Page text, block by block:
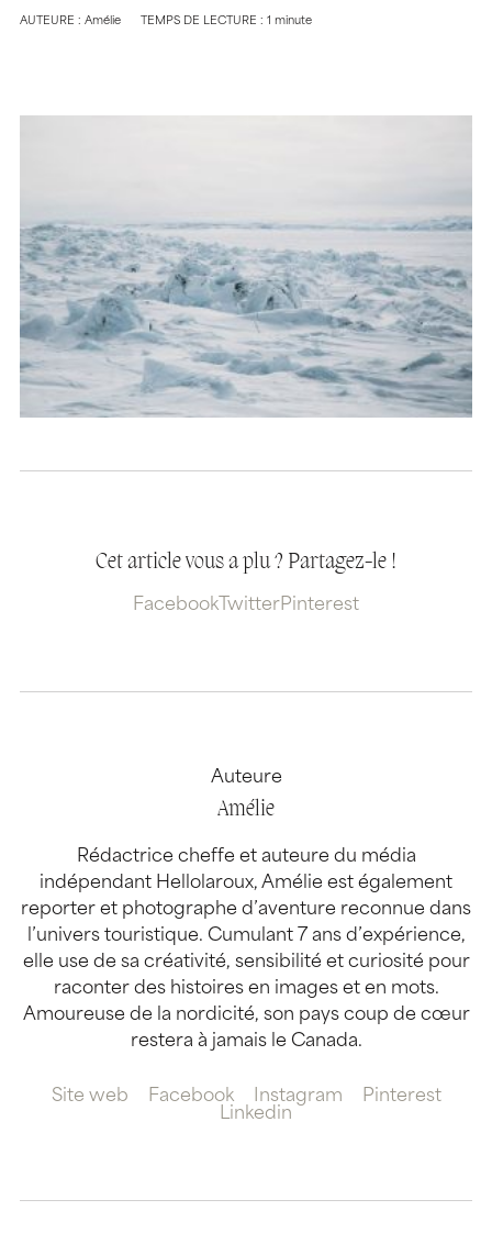
AUTEURE : Amélie TEMPS DE LECTURE : 1 minute
Cet article vous a plu ? Partagez-le !
Facebook TwitterPinterest
Auteure
Amélie
Rédactrice cheffe et auteure du média
indépendant Hellolaroux, Amélie est également
reporter et photographe d’aventure reconnue dans
l’univers touristique. Cumulant 7 ans d’expérience,
elle use de sa créativité, sensibilité et curiosité pour
raconter des histoires en images et en mots.
Amoureuse de la nordicité, son pays coup de cœur
restera à jamais le Canada.
Site web Facebook Instagram
Pinterest
Linkedin